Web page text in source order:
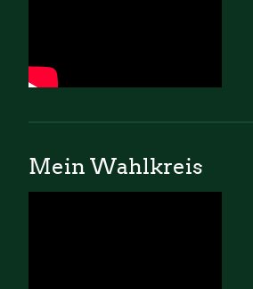
Mein Wahlkreis